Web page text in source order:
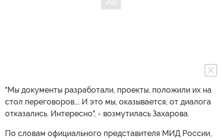
"Мы документы разработали, проекты, положили их на
стол переговоров…. И это мы, оказывается, от диалога
отказались. Интересно", - возмутилась Захарова.
По словам официального представителя МИД России,